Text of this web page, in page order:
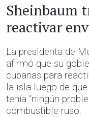
Sheinbaum
reactivar
La presidenta de
afirmó que su
cubanas para
la isla luego de
tenía “ningún
combustible ruso.